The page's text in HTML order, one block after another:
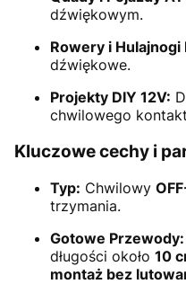
dźwiękowym.
Rowery i
dźwiękowe.
Projekty DIY 12V:
chwilowego
Kluczowe cechy i
Typ: Chwilowy
trzymania.
Gotowe Przewody:
długości około 10
montaż bez